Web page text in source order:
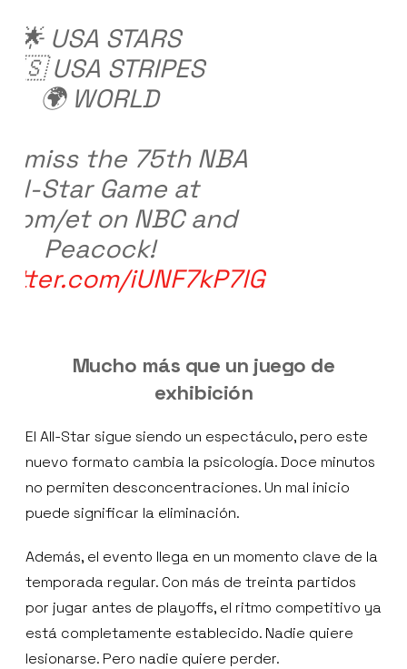
🌟 USA STARS
USA STRIPES
🌍 WORLD
miss the 75th NBA
All-Star Game at
et on NBC and
Peacock!
iUNF7kP7lG
Mucho más que un juego de
exhibición
El All-Star sigue siendo un espectáculo, pero este
nuevo formato cambia la psicología. Doce minutos
no permiten desconcentraciones. Un mal inicio
puede significar la eliminación.
Además, el evento llega en un momento clave de la
temporada regular. Con más de treinta partidos
por jugar antes de playoffs, el ritmo competitivo ya
está completamente establecido. Nadie quiere
lesionarse. Pero nadie quiere perder.